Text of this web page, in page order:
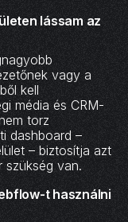
lássam az
vagy a
kell
média és CRM-
torz
dashboard –
– biztosítja azt
szükség van.
t használni